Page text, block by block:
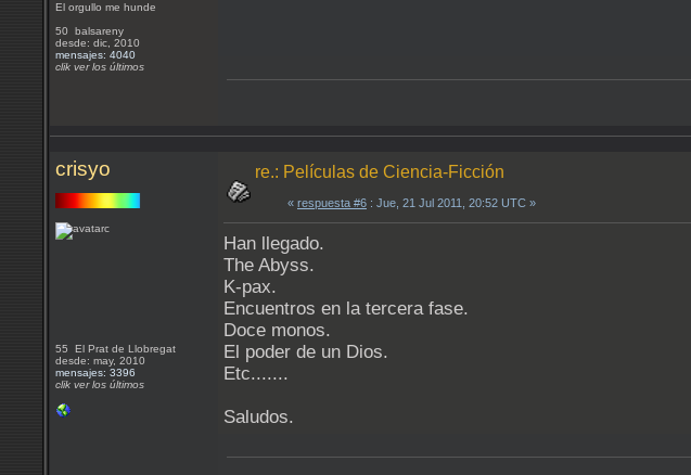
El orgullo me hunde
50 balsareny
desde: dic, 2010
mensajes: 4040
clik ver los últimos
crisyo
55 El Prat de Llobregat
desde: may, 2010
mensajes: 3396
clik ver los últimos
re.: Películas de Ciencia-Ficción
« respuesta #6 : Jue, 21 Jul 2011, 20:52 UTC »
Han llegado.
The Abyss.
K-pax.
Encuentros en la tercera fase.
Doce monos.
El poder de un Dios.
Etc.......
Saludos.